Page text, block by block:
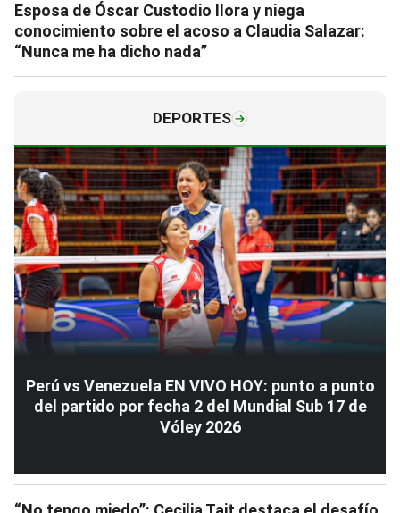
Esposa de Óscar Custodio llora y niega
conocimiento sobre el acoso a Claudia Salazar:
“Nunca me ha dicho nada”
DEPORTES
Perú vs Venezuela EN VIVO HOY: punto a punto
del partido por fecha 2 del Mundial Sub 17 de
Vóley 2026